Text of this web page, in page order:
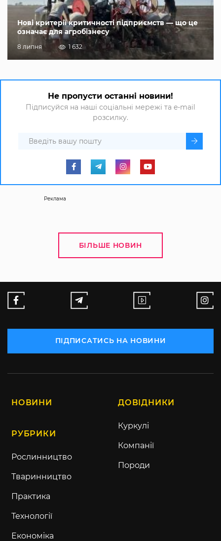
Нові критерії критичності підприємств — що це
означає для агробізнесу
8 липня 1 632
Не пропусти останні новини!
Підписуйся на наші соціальні мережі та e-mail
розсилку.
Реклама
БІЛЬШЕ НОВИН
ПІДПИСАТИСЬ НА НОВИНИ
НОВИНИ
РУБРИКИ
Рослинництво
Тваринництво
Практика
Технології
Економіка
ДОВІДНИКИ
Куркулі
Компанії
Породи